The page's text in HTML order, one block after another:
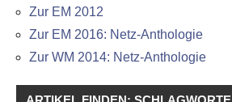
Zur EM 2012
Zur EM 2016: Netz-Anthologie
Zur WM 2014: Netz-Anthologie